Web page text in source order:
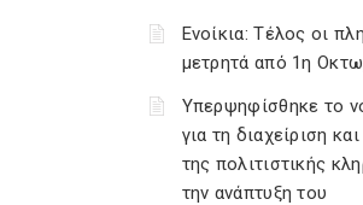
Ενοίκια: Τέλος οι
μετρητά από 1η
Υπερψηφίσθηκε το
για τη διαχείριση
της πολιτιστικής
την ανάπτυξη του